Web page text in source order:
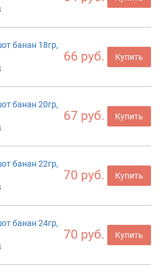
банан 18гр,
66 руб. Купить
банан 20гр,
67 руб. Купить
банан 22гр,
70 руб. Купить
банан 24гр,
70 руб. Купить